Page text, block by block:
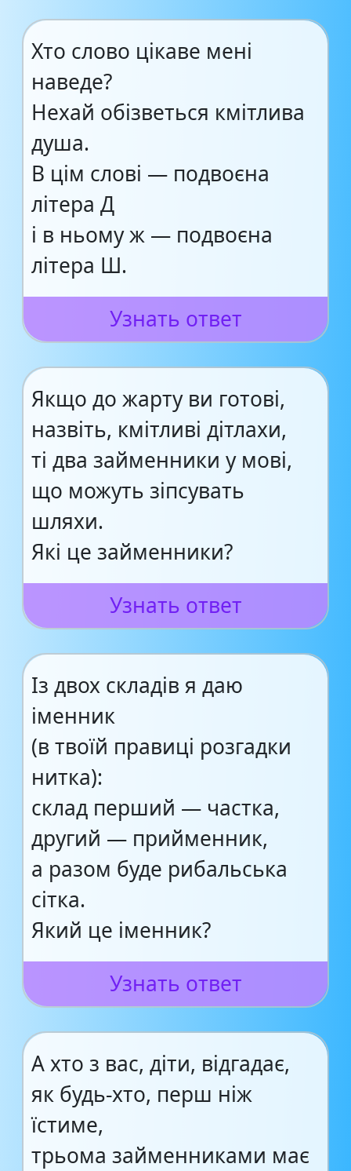
Хто слово цікаве мені
наведе?
Нехай обізветься кмітлива
душа.
В цім слові — подвоєна
літера Д
і в ньому ж — подвоєна
літера Ш.
Узнать ответ
Якщо до жарту ви готові,
назвіть, кмітливі дітлахи,
ті два займенники у мові,
що можуть зіпсувать
шляхи.
Які це займенники?
Узнать ответ
Із двох складів я даю
іменник
(в твоїй правиці розгадки
нитка):
склад перший — частка,
другий — прийменник,
а разом буде рибальська
сітка.
Який це іменник?
Узнать ответ
А хто з вас, діти, відгадає,
як будь-хто, перш ніж
їстиме,
трьома займенниками має